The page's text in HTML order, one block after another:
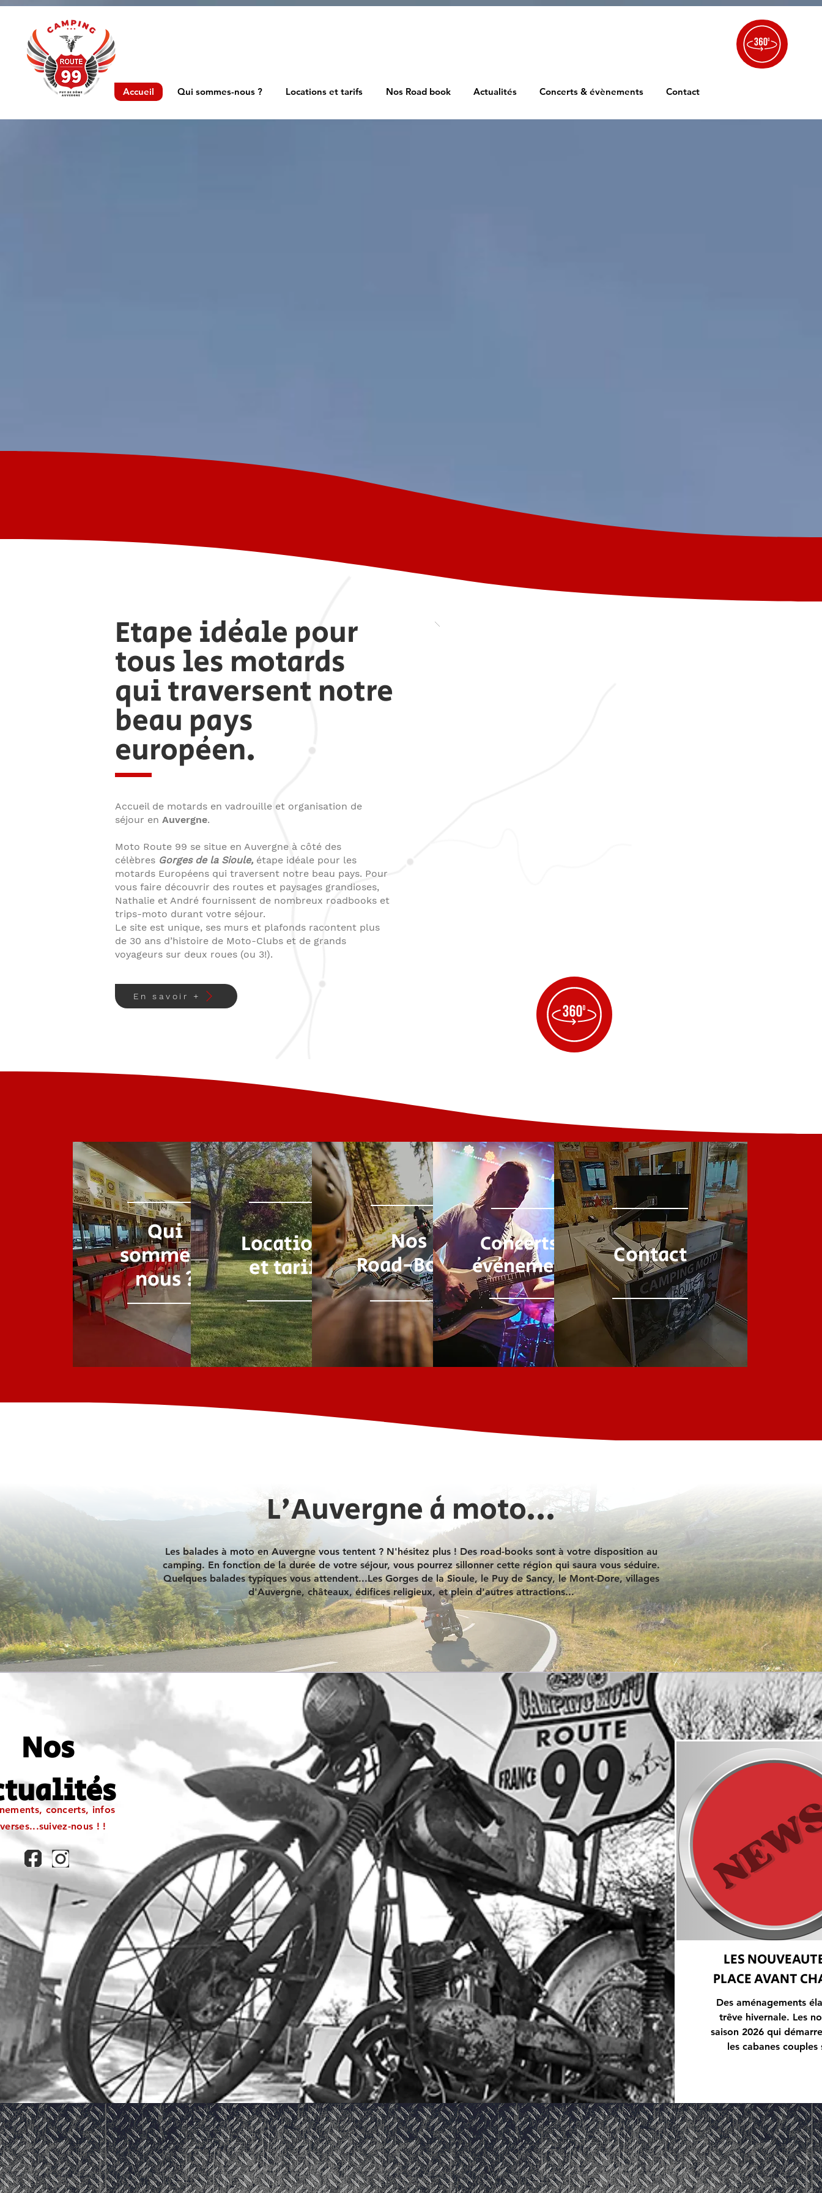
Accueil Qui sommes-nous ? Locations et tarifs Nos Road book Actualités Concerts & évènements Contact
Etape idéale pour
tous les motards
qui traversent notre
beau pays
européen.
Accueil de motards en vadrouille et organisation de
séjour en Auvergne.
Moto Route 99 se situe en Auvergne à côté des
célèbres Gorges de la Sioule, étape idéale pour les
motards Européens qui traversent notre beau pays. Pour
vous faire découvrir des routes et paysages grandioses,
Nathalie et André fournissent de nombreux roadbooks et
trips-moto durant votre séjour.
Le site est unique, ses murs et plafonds racontent plus
de 30 ans d’histoire de Moto-Clubs et de grands
voyageurs sur deux roues (ou 3!).
En savoir +
Qui
sommes-
nous ?
Locations
et tarifs
Nos
Road-Book
Concerts &
événements
Contact
L'Auvergne à moto...
Les balades à moto en Auvergne vous tentent ? N'hésitez plus ! Des road-books sont à votre disposition au
camping. En fonction de la durée de votre séjour, vous pourrez sillonner cette région qui saura vous séduire.
Quelques balades typiques vous attendent...Les Gorges de la Sioule, le Puy de Sancy, le Mont-Dore, villages
d'Auvergne, châteaux, édifices religieux, et plein d'autres attractions...
Nos
concerts, infos
nous ! !
LES
PLACE AVANT
Des aménagements
trêve hivernale. Les
saison 2026 qui démarre le 4 avril... Toutes
les cabanes
Des panneaux pour
sur le terrain. Un
roadstrips que nous
des goodies et tv
soirées